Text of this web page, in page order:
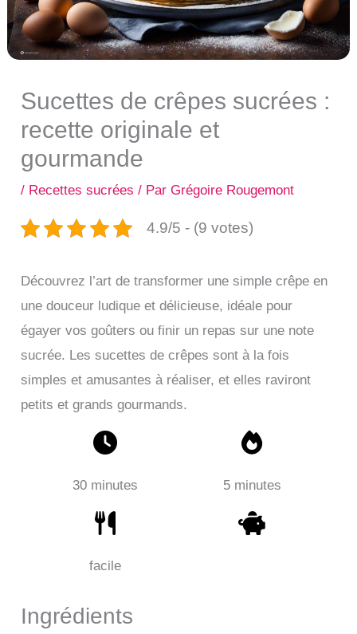
Sucettes de crêpes sucrées :
recette originale et
gourmande
/ Recettes sucrées / ParGrégoire Rougemont
4.9/5 - (9 votes)
Découvrez l’art de transformer une simple crêpe en
une douceur ludique et délicieuse, idéale pour
égayer vos goûters ou finir un repas sur une note
sucrée. Les sucettes de crêpes sont à la fois
simples et amusantes à réaliser, et elles raviront
petits et grands gourmands.
30 minutes 5 minutes
facile
Ingrédients